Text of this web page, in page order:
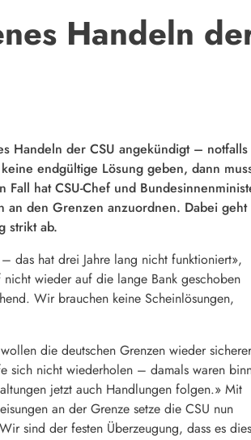
Handeln
Handeln der CSU angekündigt – notfalls
endgültige Lösung geben, dann
hat CSU-Chef und
an den Grenzen anzuordnen. Dabei geht
strikt ab.
das hat drei Jahre lang nicht funktioniert»,
wieder auf die lange Bank geschoben
Wir brauchen keine Scheinlösungen,
die deutschen Grenzen wieder sicherer
sich nicht wiederholen – damals waren
jetzt auch Handlungen folgen.» Mit
an der Grenze setze die CSU nun
sind der festen Überzeugung, dass es